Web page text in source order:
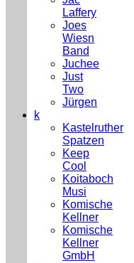
Laffery
Joes
Wiesn
Band
Juchee
Just
Two
Jürgen
k
Kastelruther
Spatzen
Keep
Cool
Koitaboch
Musi
Komische
Kellner
Komische
Kellner
GmbH